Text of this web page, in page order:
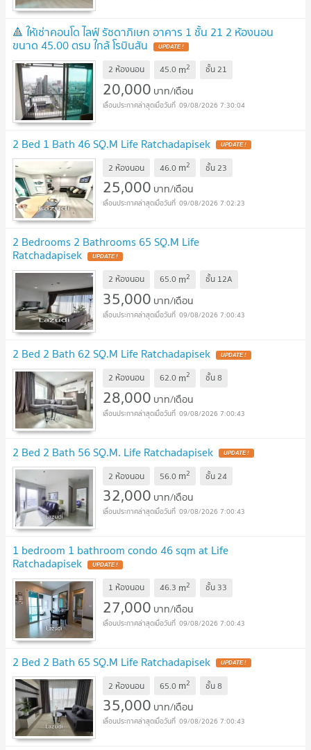
🔺 ให้เช่าคอนโด ไลฟ์ รัชดาภิเษก อาคาร 1 ชั้น 21 2 ห้องนอน
ขนาด 45.00 ตรม ใกล้ โรบินสัน UPDATE !
2 ห้องนอน 45.0 m2 ชั้น21
20,000 บาท/เดือน
09/08/2026 7:30:04
2 Bed 1 Bath 46 SQ.M Life Ratchadapisek UPDATE !
2 ห้องนอน 46.0 m2 ชั้น23
25,000 บาท/เดือน
09/08/2026 7:02:23
2 Bedrooms 2 Bathrooms 65 SQ.M Life
Ratchadapisek UPDATE !
2 ห้องนอน 65.0 m2 ชั้น 12A
35,000 บาท/เดือน
09/08/2026 7:00:43
2 Bed 2 Bath 62 SQ.M Life Ratchadapisek UPDATE !
2 ห้องนอน 62.0 m2 ชั้น8
28,000 บาท/เดือน
09/08/2026 7:00:43
2 Bed 2 Bath 56 SQ.M. Life Ratchadapisek UPDATE !
2 ห้องนอน 56.0 m2 ชั้น24
32,000 บาท/เดือน
09/08/2026 7:00:43
1 bedroom 1 bathroom condo 46 sqm at Life
Ratchadapisek UPDATE !
1 ห้องนอน 46.3 m2 ชั้น 33
27,000 บาท/เดือน
09/08/2026 7:00:43
2 Bed 2 Bath 65 SQ.M Life Ratchadapisek UPDATE !
2 ห้องนอน 65.0 m2 ชั้น8
35,000 บาท/เดือน
09/08/2026 7:00:43